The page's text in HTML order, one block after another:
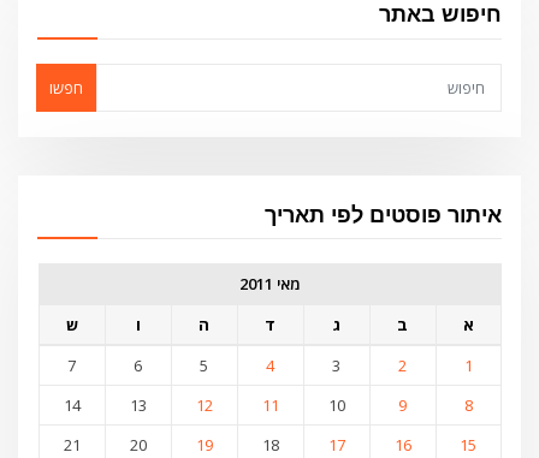
חיפוש באתר
חפשו
איתור פוסטים לפי תאריך
מאי 2011
א
ב ג ד ה ו
ש
1
2
3
4
5
6
7
8
9
10
11
12
13
14
15
16
17
18
19
20
21